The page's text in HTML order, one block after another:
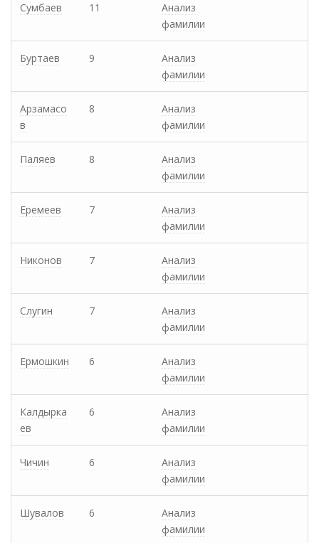
Сумбаев 11
Анализ
фамилии
Буртаев 9
Анализ
фамилии
Арзамасо
в
8
Анализ
фамилии
Паляев 8
Анализ
фамилии
Еремеев 7
Анализ
фамилии
Никонов 7
Анализ
фамилии
Слугин 7
Анализ
фамилии
Ермошкин 6
Анализ
фамилии
Калдырка
ев
6
Анализ
фамилии
Чичин 6
Анализ
фамилии
Шувалов 6
Анализ
фамилии